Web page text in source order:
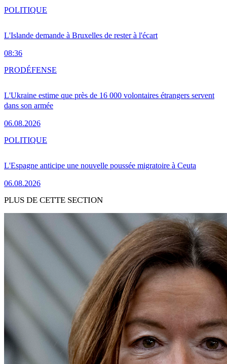
L'Islande demande à Bruxelles de rester à l'écart
08:36
POLITIQUE
L'Ukraine estime que près de 16 000 volontaires étrangers servent
dans son armée
06.08.2026
PRODÉFENSE
L'Espagne anticipe une nouvelle poussée migratoire à Ceuta
06.08.2026
POLITIQUE
PLUS DE CETTE SECTION